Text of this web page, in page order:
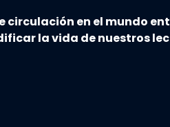
en el mundo
la vida de nuestros